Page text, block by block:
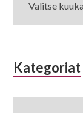
Kategoriat